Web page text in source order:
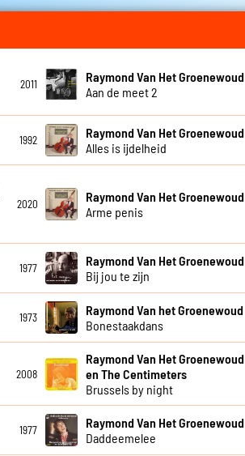
2011
Raymond Van Het Groenewoud
Aan de meet 2
1992
Raymond Van Het Groenewoud
Alles is ijdelheid
2020
Raymond Van Het Groenewoud
Arme penis
1977
Raymond Van Het Groenewoud
Bij jou te zijn
1973
Raymond Van het Groenewoud
Bonestaakdans
2008
Raymond Van Het Groenewoud
en The Centimeters
Brussels by night
1977
Raymond Van Het Groenewoud
Daddeemelee